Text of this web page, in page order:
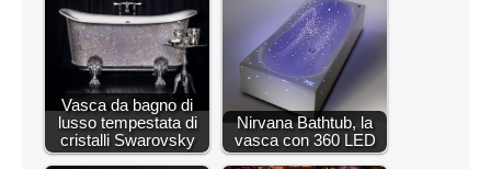
Vasca da bagno di
lusso tempestata di
cristalli Swarovsky
Nirvana Bathtub, la
vasca con 360 LED